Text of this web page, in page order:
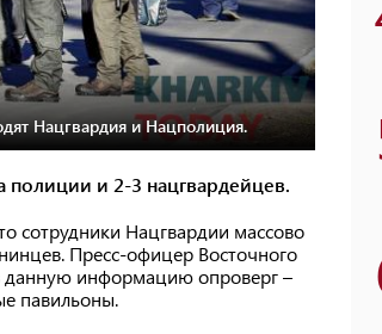
Нацгвардия и Нацполиция.
полиции и 2-3 нацгвардейцев.
сотрудники Нацгвардии массово
Пресс-офицер Восточного
данную информацию опроверг –
павильоны.